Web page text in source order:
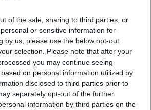
of the sale, sharing to third parties, or
or sensitive information for
by us, please use the below opt-out
selection. Please note that after your
you may continue seeing
on personal information utilized by
disclosed to third parties prior to
separately opt-out of the further
information by third parties on the